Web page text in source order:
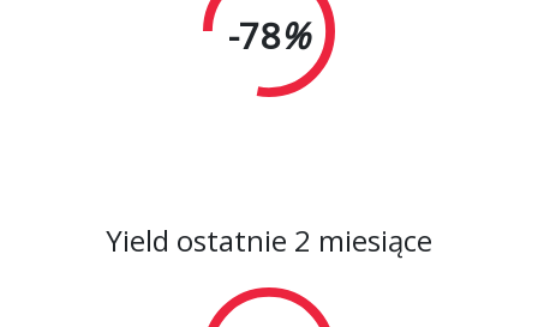
-78%
Yield ostatnie 2 miesiące